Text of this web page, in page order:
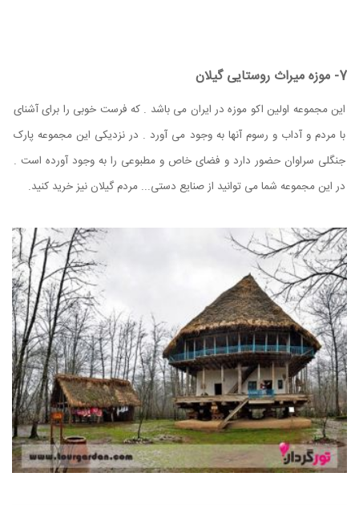
7- موزه میراث روستایی گیلان
این مجموعه اولین اکو موزه در ایران می باشد . که فرست خوبی را برای آشنای
با مردم و آداب و رسوم آنها به وجود می آورد . در نزدیکی این مجموعه پارک
جنگلی سراوان حضور دارد و فضای خاص و مطبوعی را به وجود آورده است .
در این مجموعه شما می توانید از صنایع دستی... مردم گیلان نیز خرید کنید.